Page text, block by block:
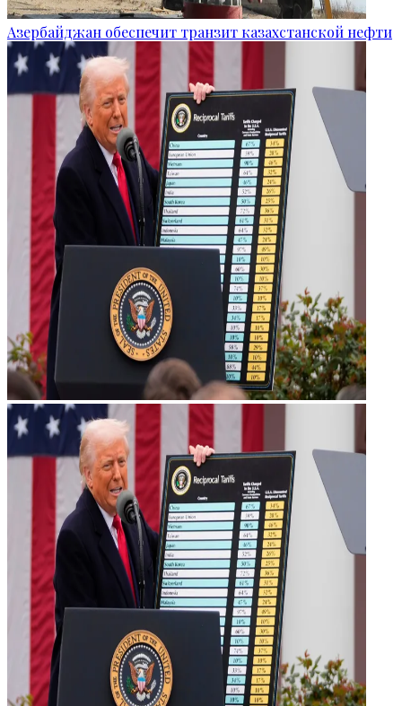
Азербайджан обеспечит транзит казахстанской нефти